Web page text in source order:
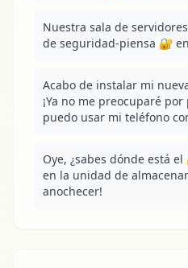
Nuestra sala de
de seguridad-piensa 🔐
Acabo de instalar mi
¡Ya no me preocuparé
puedo usar mi teléfono
Oye, ¿sabes dónde está
en la unidad de
anochecer!